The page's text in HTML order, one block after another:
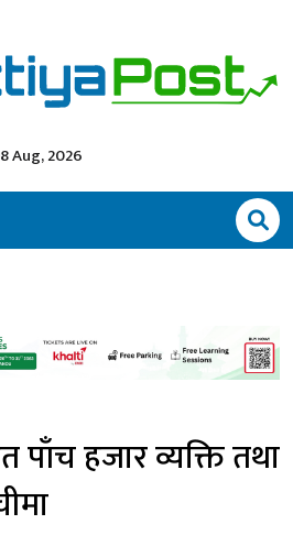
Aug, 2026
पाँच हजार व्यक्ति तथा